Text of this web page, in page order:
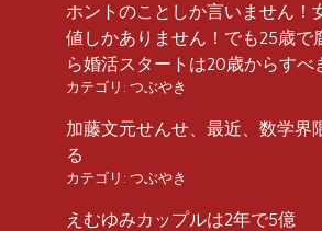
ホントのことしか言いません！
値しかありません！でも25歳で
ら婚活スタートは20歳からすべ
カテゴリ: つぶやき
加藤文元せんせ、最近、数学界
る
カテゴリ: つぶやき
えむゆみカップルは2年で5億